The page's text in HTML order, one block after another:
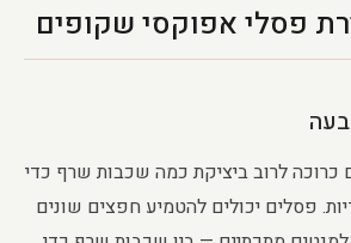
פסלי אפוקסי שקופים
כרוכה לרוב ביציקת כמה שכבות שרף כדי
פסלים יכולים להטמיע חפצים שונים